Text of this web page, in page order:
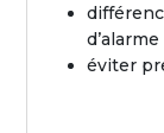
d’alarme
éviter